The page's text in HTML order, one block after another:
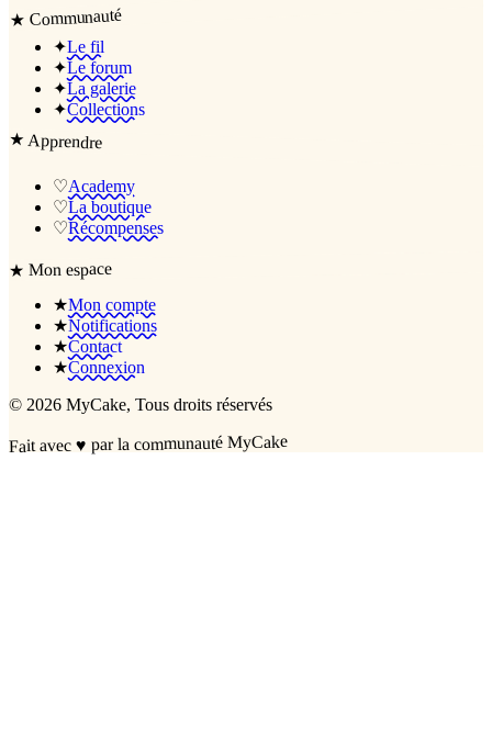
★ Communauté
✦Le fil
✦Le forum
✦La galerie
✦Collections
★Apprendre
♡Academy
♡La boutique
♡Récompenses
★Mon espace
★Mon compte
★Notifications
★Contact
★Connexion
© 2026 MyCake, Tous droits réservés
Fait avec♥ par la communauté MyCake